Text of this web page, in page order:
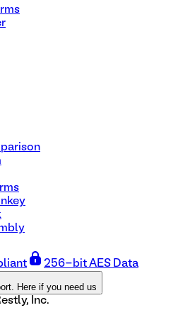
256-bit AES Data
Here if you need us
Inc.